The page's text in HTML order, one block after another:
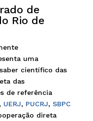
de
Rio de
uma
científico das
das
de referência
, UERJ, PUCRJ, SBPC
direta